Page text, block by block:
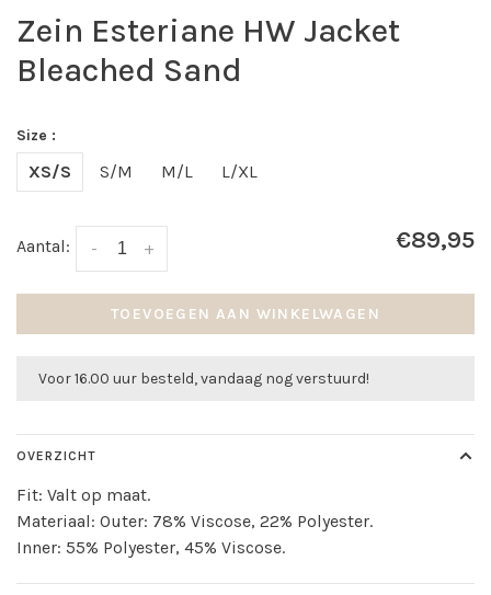
Zein Esteriane HW Jacket
Bleached Sand
Size :
XS/S S/M M/L L/XL
Aantal: +
- €89,95
TOEVOEGEN AAN WINKELWAGEN
Voor 16.00 uur besteld, vandaag nog verstuurd!
OVERZICHT
Fit: Valt op maat.
Materiaal: Outer: 78% Viscose, 22% Polyester.
Inner: 55% Polyester, 45% Viscose.